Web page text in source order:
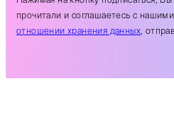
прочитали и соглашаетесь с нашими
отношении хранения данных,